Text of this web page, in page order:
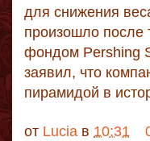
для снижения
произошло после
фондом Pershing
заявил, что
пирамидой в
от Lucia в 10:31